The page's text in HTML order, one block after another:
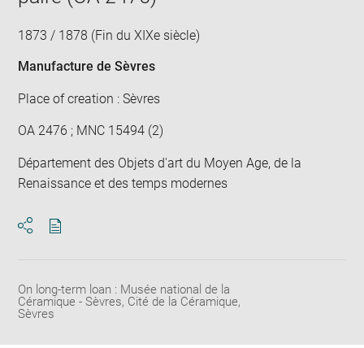
1873 / 1878 (Fin du XIXe siècle)
Manufacture de Sèvres
Place of creation : Sèvres
OA 2476 ; MNC 15494 (2)
Département des Objets d'art du Moyen Age, de la
Renaissance et des temps modernes
On long-term loan : Musée national de la
Céramique - Sèvres, Cité de la Céramique,
Sèvres